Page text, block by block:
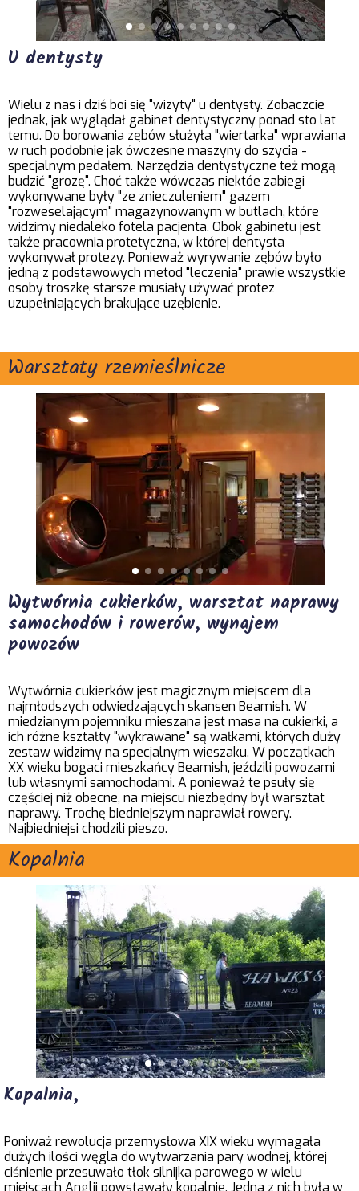
U dentysty
Wielu z nas i dziś boi się "wizyty" u dentysty. Zobaczcie
jednak, jak wyglądał gabinet dentystyczny ponad sto lat
temu. Do borowania zębów służyła "wiertarka" wprawiana
w ruch podobnie jak ówczesne maszyny do szycia -
specjalnym pedałem. Narzędzia dentystyczne też mogą
budzić "grozę". Choć także wówczas niektóe zabiegi
wykonywane były "ze znieczuleniem" gazem
"rozweselającym" magazynowanym w butlach, które
widzimy niedaleko fotela pacjenta. Obok gabinetu jest
także pracownia protetyczna, w której dentysta
wykonywał protezy. Ponieważ wyrywanie zębów było
jedną z podstawowych metod "leczenia" prawie wszystkie
osoby troszkę starsze musiały używać protez
uzupełniających brakujące uzębienie.
Warsztaty rzemieślnicze
Wytwórnia cukierków, warsztat naprawy
samochodów i rowerów, wynajem
powozów
Wytwórnia cukierków jest magicznym miejscem dla
najmłodszych odwiedzających skansen Beamish. W
miedzianym pojemniku mieszana jest masa na cukierki, a
ich różne kształty "wykrawane" są wałkami, których duży
zestaw widzimy na specjalnym wieszaku. W początkach
XX wieku bogaci mieszkańcy Beamish, jeździli powozami
lub własnymi samochodami. A ponieważ te psuły się
częściej niż obecne, na miejscu niezbędny był warsztat
naprawy. Trochę biedniejszym naprawiał rowery.
Najbiedniejsi chodzili pieszo.
Kopalnia
Kopalnia,
Poniważ rewolucja przemysłowa XIX wieku wymagała
dużych ilości węgla do wytwarzania pary wodnej, której
ciśnienie przesuwało tłok silnijka parowego w wielu
miejscach Anglii powstawały kopalnie. Jedna z nich była w